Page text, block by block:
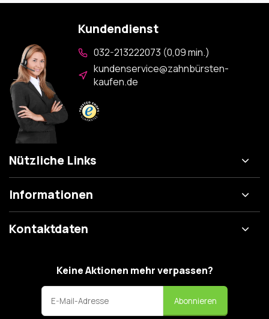
Kundendienst
032-213222073 (0,09 min.)
kundenservice@zahnbürsten-
kaufen.de
Nützliche Links
Informationen
Kontaktdaten
Keine Aktionen mehr verpassen?
Abonnieren